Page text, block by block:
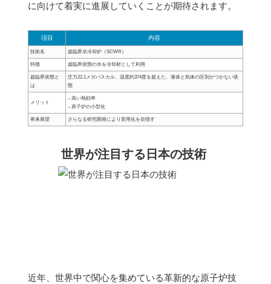
に向けて着実に進展していくことが期待されます。
項目 内容
技術名 超臨界水冷却炉（SCWR）
特徴 超臨界状態の水を冷却材として利用
超臨界状態と
は
圧力22.1メガパスカル、温度約374度を超えた、液体と気体の区別がつかない状
態
メリット
– 高い熱効率
– 原子炉の小型化
将来展望 さらなる研究開発により実用化を目指す
世界が注目する日本の技術
近年、世界中で関心を集めている革新的な原子炉技